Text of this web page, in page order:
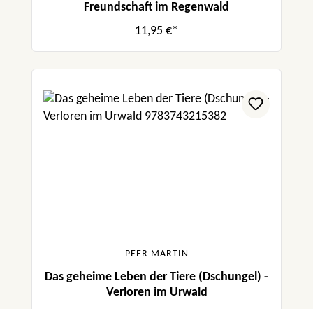
Freundschaft im Regenwald
11,95 €*
PEER MARTIN
Das geheime Leben der Tiere (Dschungel) -
Verloren im Urwald